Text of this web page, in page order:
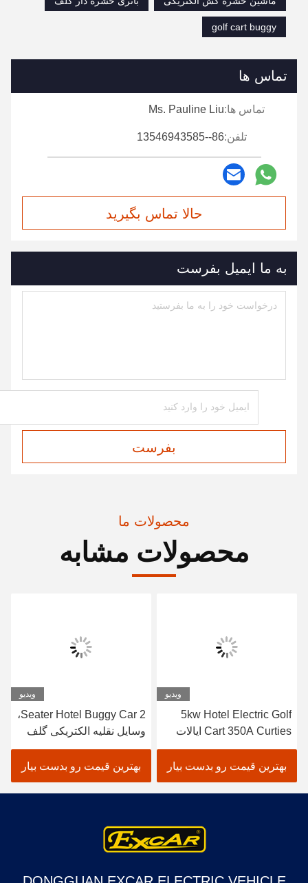
golf cart buggy
تماس ها
تماس ها:Ms. Pauline Liu
تلفن:86--13546943585
حالا تماس بگیرید
به ما ایمیل بفرست
بفرست
محصولات ما
محصولات مشابه
ویدیو
5kw Hotel Electric Golf
Cart 350A Curties ایالات
متحده، Mini Electric Truck
بهترین قیمت رو بدست بیار
ویدیو
2 Seater Hotel Buggy Car،
وسایل نقلیه الکتریکی گلف
چرخ دستی 100٪ ضد آب
است
بهترین قیمت رو بدست بیار